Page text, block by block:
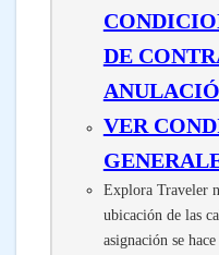
DE
VER
Explora Traveler
ubicación de las
asignación se